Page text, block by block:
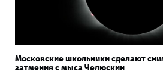
Московские школьники сделают
затмения с мыса Челюскин